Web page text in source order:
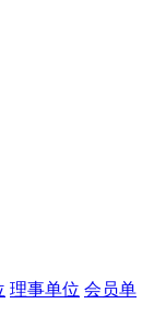
理事单位 会员单